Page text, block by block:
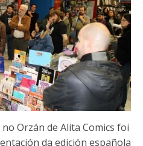
Orzán de Alita Comics foi
da edición española